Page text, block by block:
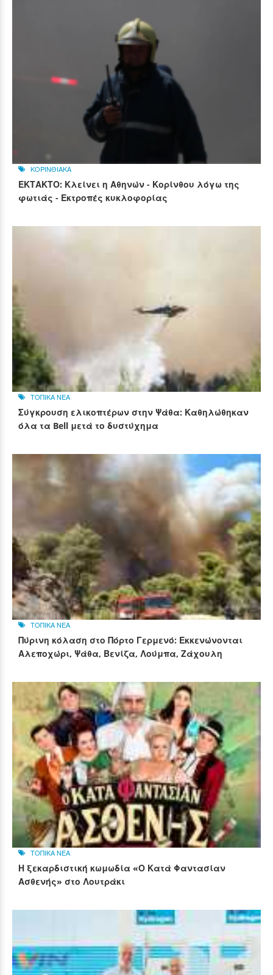
ΚΟΡΙΝΘΙΑΚΑ
ΕΚΤΑΚΤΟ: Κλείνει η Αθηνών - Κορίνθου λόγω της
φωτιάς - Εκτροπές κυκλοφορίας
ΤΟΠΙΚΑ ΝΕΑ
Σύγκρουση ελικοπτέρων στην Ψάθα: Καθηλώθηκαν
όλα τα Bell μετά το δυστύχημα
ΤΟΠΙΚΑ ΝΕΑ
Πύρινη κόλαση στο Πόρτο Γερμενό: Εκκενώνονται
Αλεποχώρι, Ψάθα, Βενίζα, Λούμπα, Ζάχουλη
ΤΟΠΙΚΑ ΝΕΑ
Η ξεκαρδιστική κωμωδία «Ο Κατά Φαντασίαν
Ασθενής» στο Λουτράκι